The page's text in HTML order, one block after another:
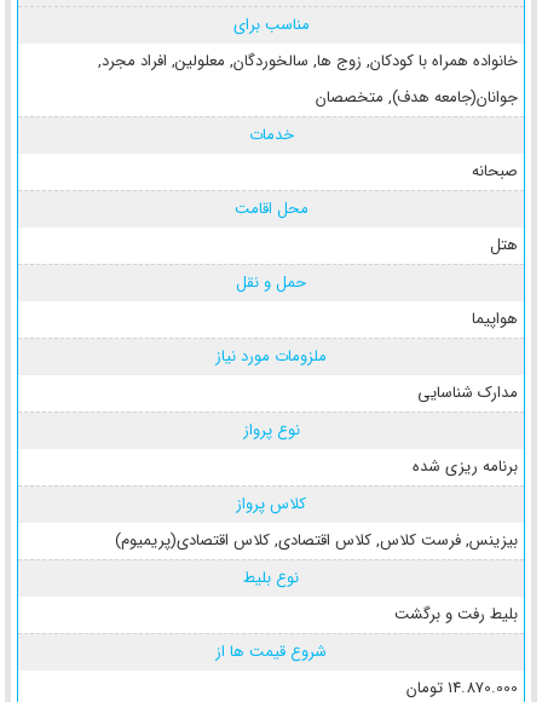
مناسب برای
خانواده همراه با کودکان, زوج ها, سالخوردگان, معلولین, افراد مجرد,
جوانان(جامعه هدف), متخصصان
خدمات
صبحانه
محل اقامت
هتل
حمل و نقل
هواپیما
ملزومات مورد نیاز
مدارک شناسایی
نوع پرواز
برنامه ریزی شده
کلاس پرواز
بیزینس, فرست کلاس, کلاس اقتصادی, کلاس اقتصادی(پریمیوم)
نوع بلیط
بلیط رفت و برگشت
شروع قیمت ها از
14.870.000 تومان